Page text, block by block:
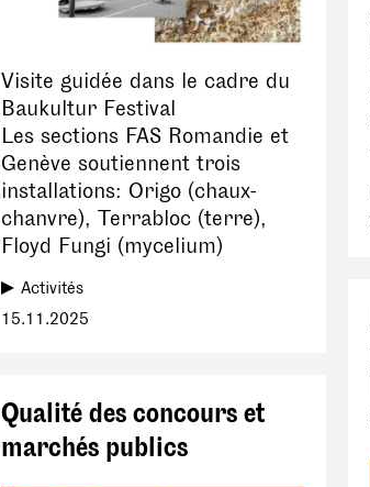
Visite guidée dans le cadre du
Baukultur Festival
Les sections FAS Romandie et
Genève soutiennent trois
installations: Origo (chaux-
chanvre), Terrabloc (terre),
Floyd Fungi (mycelium)
Activités
15.11.2025
Qualité des concours et
marchés publics